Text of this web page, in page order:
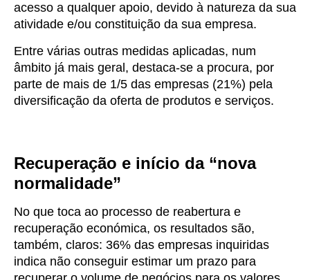
acesso a qualquer apoio, devido à natureza da sua
atividade e/ou constituição da sua empresa.
Entre várias outras medidas aplicadas, num
âmbito já mais geral, destaca-se a procura, por
parte de mais de 1/5 das empresas (21%) pela
diversificação da oferta de produtos e serviços.
Recuperação e início da “nova
normalidade”
No que toca ao processo de reabertura e
recuperação económica, os resultados são,
também, claros: 36% das empresas inquiridas
indica não conseguir estimar um prazo para